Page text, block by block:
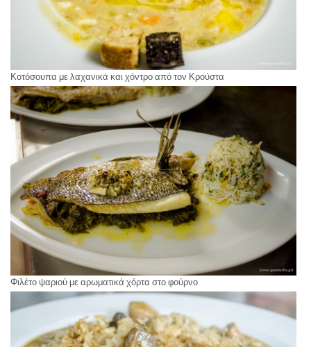
Κοτόσουπα με λαχανικά και χόντρο από τον Κρούστα
Φιλέτο ψαριού με αρωματικά χόρτα στο φούρνο